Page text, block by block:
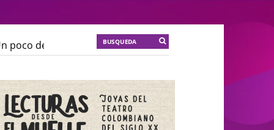
poco de locura para la cordura
de Teatro Rosa